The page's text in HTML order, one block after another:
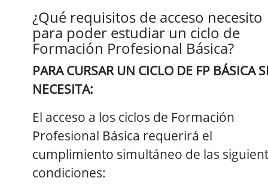
¿Qué requisitos de acceso necesito
para poder estudiar un ciclo de
Formación Profesional Básica?
PARA CURSAR UN CICLO DE FP BÁSICA
NECESITA:
El acceso a los ciclos de Formación
Profesional Básica requerirá el
cumplimiento simultáneo de las
condiciones: